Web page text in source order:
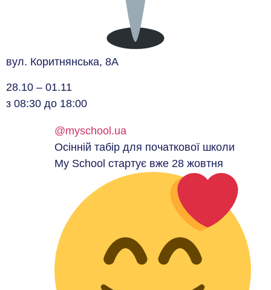
вул. Коритнянська, 8А
28.10 – 01.11
з 08:30 до 18:00
@myschool.ua
Осінній табір для початкової школи
My School стартує вже 28 жовтня